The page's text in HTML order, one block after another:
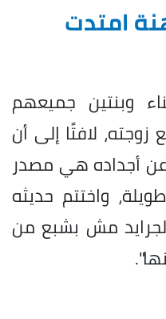
امتدت
وبنتين جميعهم
لافتًا إلى أن
أجداده هي مصدر
واختتم حديثه
مش بشبع من